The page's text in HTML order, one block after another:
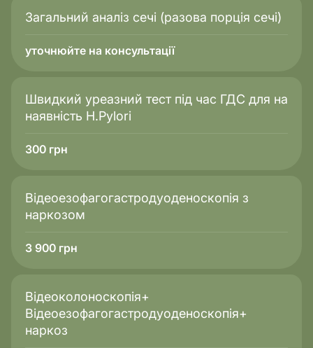
Загальний аналіз сечі (разова порція сечі)
уточнюйте на консультації
Швидкий уреазний тест під час ГДС для на
наявність H.Pylori
300 грн
Відеоезофагогастродуоденоскопія з
наркозом
3 900 грн
Відеоколоноскопія+
Відеоезофагогастродуоденоскопія+
наркоз